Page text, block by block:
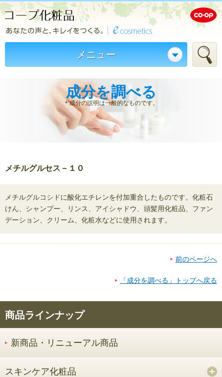
メニュー
成分を調べる
＊成分の説明は一般的なものです。
メチルグルセス－１０
メチルグルコシドに酸化エチレンを付加重合したものです。化粧石
けん、シャンプー、リンス、アイシャドウ、頭髪用化粧品、ファン
デーション、クリーム、化粧水などに使用されます。
前のページへ
「成分を調べる」トップへ戻る
商品ラインナップ
新商品・リニューアル商品
スキンケア化粧品